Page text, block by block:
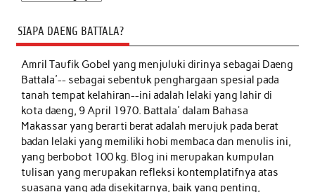
SIAPA DAENG BATTALA?
Amril Taufik Gobelyang menjuluki dirinya sebagai Daeng
Battala'-- sebagai sebentuk penghargaan spesial pada
tanah tempat kelahiran--ini adalah lelaki yang lahir di
kota daeng, 9 April 1970. Battala' dalam Bahasa
Makassar yang berarti berat adalah merujuk pada berat
badan lelaki yang memiliki hobi membaca dan menulis ini,
yang berbobot 100 kg. Blog ini merupakan kumpulan
tulisan yang merupakan refleksi kontemplatifnya atas
suasana yang ada disekitarnya, baik yang penting,